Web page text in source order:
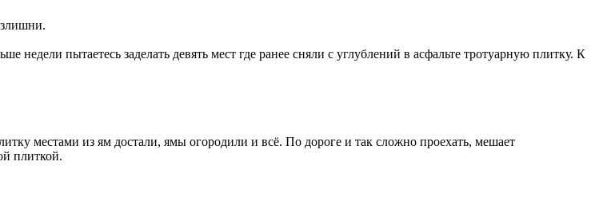
пытаетесь заделать девять мест где ранее сняли с углублений в асфальте тротуарную плитку. К
местами из ям достали, ямы огородили и всё. По дороге и так сложно проехать, мешает
плиткой.